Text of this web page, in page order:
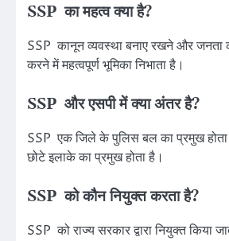
SSP का महत्व क्या है?
SSP कानून व्यवस्था बनाए रखने और जनता
करने में महत्वपूर्ण भूमिका निभाता है।
SSP और एसपी में क्या अंतर है?
SSP एक जिले के पुलिस बल का प्रमुख
छोटे इलाके का प्रमुख होता है।
SSP को कौन नियुक्त करता है?
SSP को राज्य सरकार द्वारा नियुक्त किया